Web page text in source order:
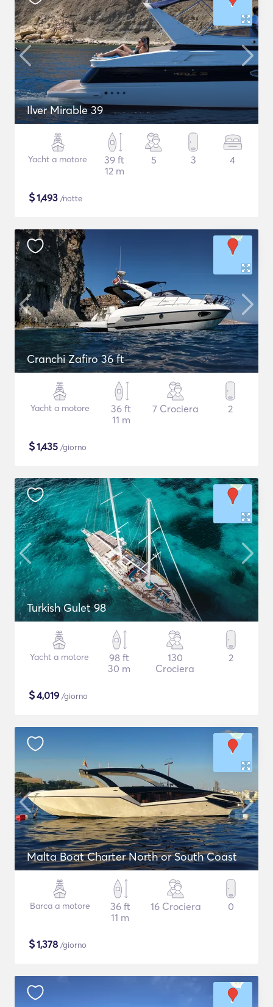
Ilver Mirable 39
Yacht a motore
39 ft
12 m
5 3 4
$1,493 /notte
Cranchi Zafiro 36 ft
Yacht a motore
36 ft
11 m
7 Crociera 2
$1,435 /giorno
Turkish Gulet 98
Yacht a motore
98 ft
30 m
130
Crociera
2
$4,019 /giorno
Malta Boat Charter North or South Coast
Barca a motore
36 ft
11 m
16 Crociera 0
$1,378 /giorno